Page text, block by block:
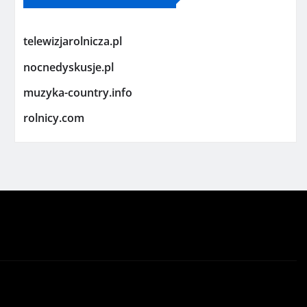
telewizjarolnicza.pl
nocnedyskusje.pl
muzyka-country.info
rolnicy.com